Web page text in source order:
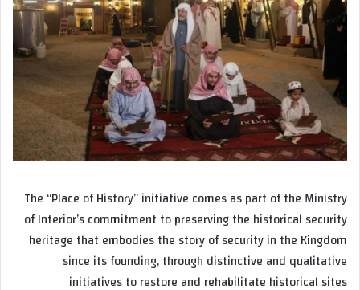
The “Place of History” initiative comes as part of the Ministry
of Interior’s commitment to preserving the historical security
heritage that embodies the story of security in the Kingdom
since its founding, through distinctive and qualitative
initiatives to restore and rehabilitate historical sites